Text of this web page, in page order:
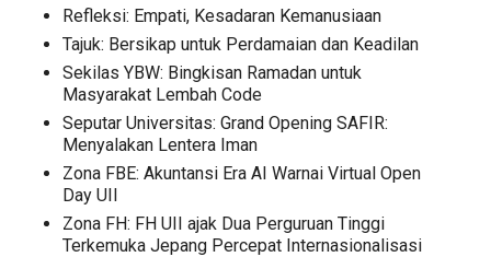
Refleksi: Empati, Kesadaran Kemanusiaan
Tajuk: Bersikap untuk Perdamaian dan Keadilan
Sekilas YBW: Bingkisan Ramadan untuk
Masyarakat Lembah Code
Seputar Universitas: Grand Opening SAFIR:
Menyalakan Lentera Iman
Zona FBE: Akuntansi Era AI Warnai Virtual Open
Day UII
Zona FH: FH UII ajak Dua Perguruan Tinggi
Terkemuka Jepang Percepat Internasionalisasi